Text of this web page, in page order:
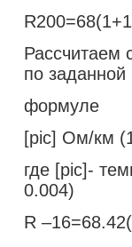
Рассчитаем
по заданной
формуле
[pic] Ом/км
где [pic]-
0.004)
R